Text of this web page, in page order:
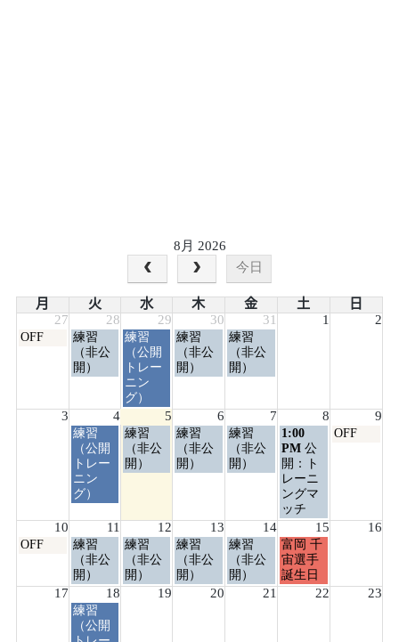
8月 2026
今日
月 火 水 木 金 土
日
27
28 29 30 31 1 2
月
27th
OFF
火
曜
日,
28th
2026
練習
（非公
開）
水
曜
日,
7
月
29th
2026
練習
（公開
トレー
ニン
グ）
木
曜
日,
30th
2026
練習
（非公
開）
金
曜
日,
31st
2026
練習
（非公
開）
3 4 5 6 7 8 9
火
曜
日,
8
月
2026
練習
（公開
トレー
ニン
グ）
水
曜
日,
2026
練習
（非公
開）
木
曜
日,
2026
練習
（非公
開）
金
曜
日,
2026
練習
（非公
開）
土
曜
日,
8
月
8th
2026
1:00
PM 公
開：ト
レーニ
ングマ
ッチ
日
2026
OFF
10 11 12 13 14 15 16
月
8
OFF
火
曜
日,
8
月
11th
2026
練習
（非公
開）
水
曜
日,
8
練習
（非公
開）
木
曜
日,
8
練習
（非公
開）
金
曜
日,
8
練習
（非公
開）
土
曜
日,
8
富岡 千
宙選手
誕生日
17 18 19 20 21 22 23
火
曜
練習
（公開